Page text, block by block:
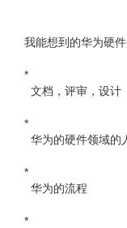
我能想到的华为硬
*
文档，评审，设计
*
华为的硬件领域的
*
华为的流程
*